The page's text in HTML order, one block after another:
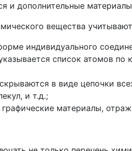
и дополнительные
вещества
индивидуального
список атомов
в виде цепочки
и т.д.;
материалы,